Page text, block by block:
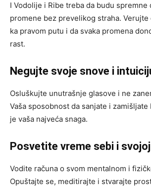
I Vodolije i Ribe treba da budu spremne
promene bez prevelikog straha. Verujte
ka pravom putu i da svaka promena
rast.
Negujte svoje snove i
Osluškujte unutrašnje glasove i ne
Vaša sposobnost da sanjate i
je vaša najveća snaga.
Posvetite vreme sebi i
Vodite računa o svom mentalnom i
Opuštajte se, meditirajte i stvarajte